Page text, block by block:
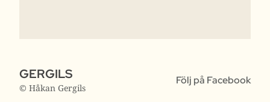
GERGILS
© Håkan Gergils
Följ på Facebook